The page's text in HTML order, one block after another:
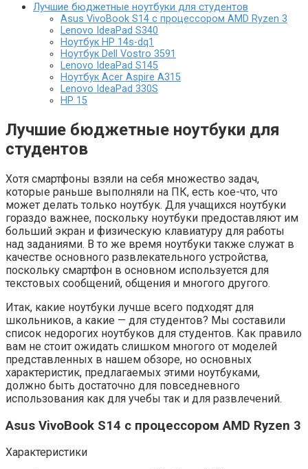
Лучшие бюджетные ноутбуки для студентов
Asus VivoBook S14 с процессором AMD Ryzen 3
Lenovo IdeaPad S340
Ноутбук HP 14s-dq1
Ноутбук Dell Vostro 3591
Lenovo IdeaPad S145
Ноутбук Acer Aspire A315
Lenovo IdeaPad 330S
HP 15
Лучшие бюджетные ноутбуки для
студентов
Хотя смартфоны взяли на себя множество задач,
которые раньше выполняли на ПК, есть кое-что, что
может делать только ноутбук. Для учащихся ноутбуки
гораздо важнее, поскольку ноутбуки предоставляют им
больший экран и физическую клавиатуру для работы
над заданиями. В то же время ноутбуки также служат в
качестве основного развлекательного устройства,
поскольку смартфон в основном используется для
текстовых сообщений, общения и многого другого.
Итак, какие ноутбуки лучше всего подходят для
школьников, а какие — для студентов? Мы составили
список недорогих ноутбуков для студентов. Как правило
вам не стоит ожидать слишком многого от моделей
представленных в нашем обзоре, но основных
характеристик, предлагаемых этими ноутбуками,
должно быть достаточно для повседневного
использования как для учебы так и для развлечений.
Asus VivoBook S14 с процессором AMD Ryzen 3
Характеристики